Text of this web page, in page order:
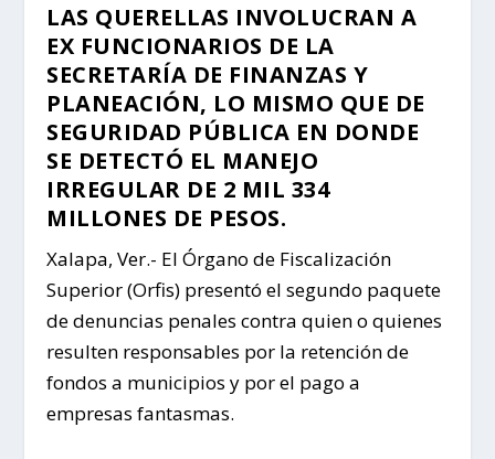
LAS QUERELLAS INVOLUCRAN A
EX FUNCIONARIOS DE LA
SECRETARÍA DE FINANZAS Y
PLANEACIÓN, LO MISMO QUE DE
SEGURIDAD PÚBLICA EN DONDE
SE DETECTÓ EL MANEJO
IRREGULAR DE 2 MIL 334
MILLONES DE PESOS.
Xalapa, Ver.- El Órgano de Fiscalización
Superior (Orfis) presentó el segundo paquete
de denuncias penales contra quien o quienes
resulten responsables por la retención de
fondos a municipios y por el pago a
empresas fantasmas.